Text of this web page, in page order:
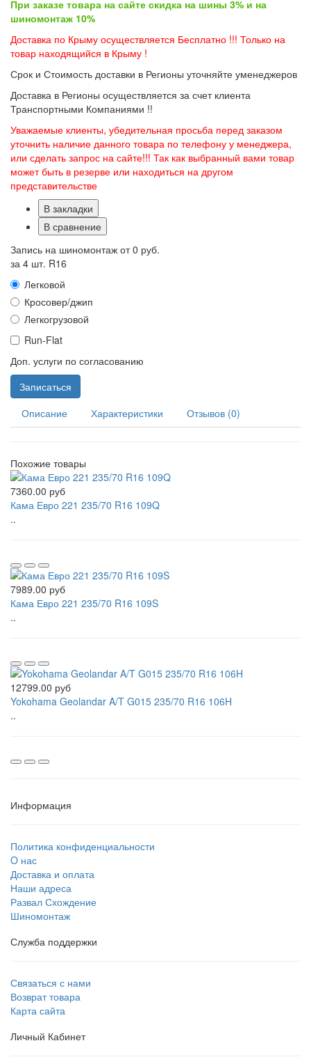
При заказе товара на сайте скидка на шины 3% и на
шиномонтаж 10%
Доставка по Крыму осуществляется Бесплатно !!! Только на
товар находящийся в Крыму !
Срок и Стоимость доставки в Регионы уточняйте уменеджеров
Доставка в Регионы осуществляется за счет клиента
Транспортными Компаниями !!
Уважаемые клиенты, убедительная просьба перед заказом
уточнить наличие данного товара по телефону у менеджера,
или сделать запрос на сайте!!! Так как выбранный вами товар
может быть в резерве или находиться на другом
представительстве
В закладки
В сравнение
Запись на шиномонтаж от0 руб.
за 4 шт. R16
Легковой
Кросовер/джип
Легкогрузовой
Run-Flat
Доп. услуги по согласованию
Записаться
Описание
Характеристики Отзывов (0)
Похожие товары
7360.00 руб
Кама Евро 221 235/70 R16 109Q
..
7989.00 руб
Кама Евро 221 235/70 R16 109S
..
12799.00 руб
Yokohama Geolandar A/T G015 235/70 R16 106H
..
Информация
Политика конфиденциальности
O нас
Доставка и оплата
Наши адреса
Развал Схождение
Шиномонтаж
Служба поддержки
Связаться с нами
Возврат товара
Карта сайта
Личный Кабинет